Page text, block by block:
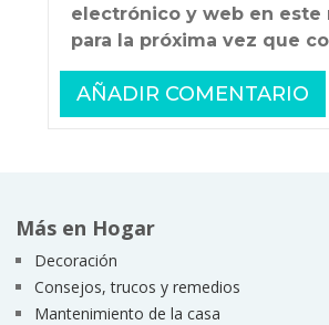
electrónico y web en este
para la próxima vez que
Más en Hogar
Decoración
Consejos, trucos y remedios
Mantenimiento de la casa